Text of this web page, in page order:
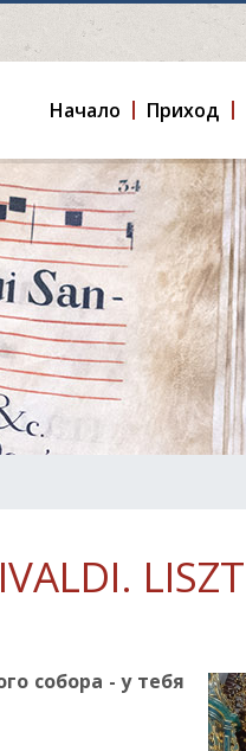
Hачало Приход
LISZT
собора - у тебя